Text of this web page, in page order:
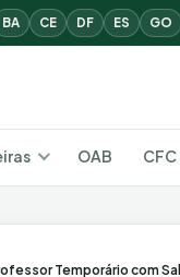
BA CE DF ES GO
OAB CFC
Temporário com